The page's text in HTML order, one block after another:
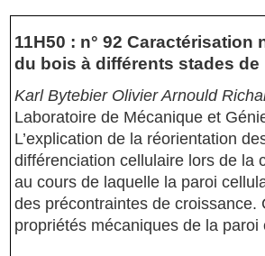
11H50 : n° 92
du bois à différents stades
Karl Bytebier Olivier Arnould
Laboratoire de Mécanique et
L’explication de la réorientation
différenciation cellulaire lors de la
au cours de laquelle la paroi
des précontraintes de
propriétés mécaniques de la